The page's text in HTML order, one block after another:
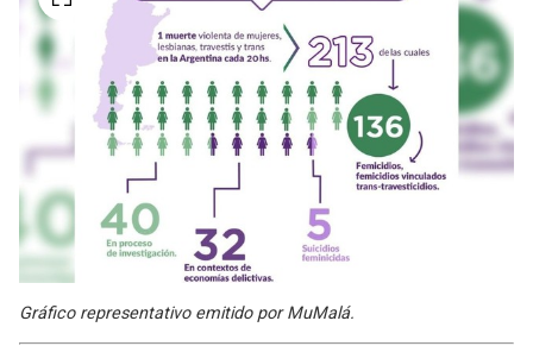
Gráfico representativo emitido por MuMalá.